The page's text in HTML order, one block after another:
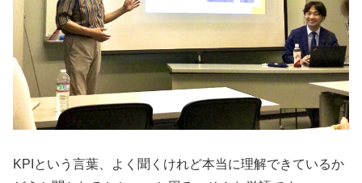
KPIという言葉、よく聞くけれど本当に理解できているか